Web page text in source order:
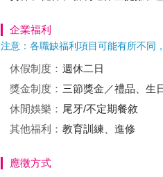
企業福利
注意：各職缺福利項目可能有所不同
休假制度： 週休二日
獎金制度： 三節獎金／禮品、生
休閒娛樂： 尾牙/不定期餐敘
其他福利： 教育訓練、進修
應徵方式